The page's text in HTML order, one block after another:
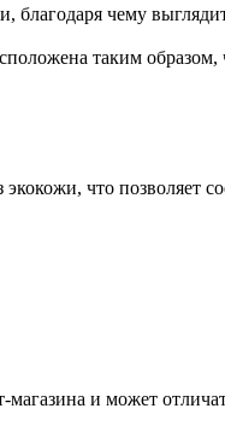
благодаря чему
таким
что позволяет
магазина и может